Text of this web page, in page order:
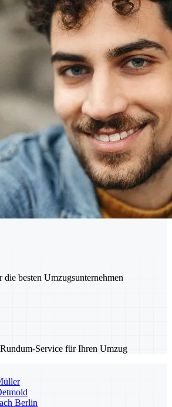
die besten Umzugsunternehmen
Service für Ihren Umzug
Berlin